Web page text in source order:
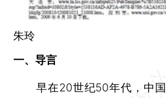
朱玲
一、导言
早在20世纪50年代，中国